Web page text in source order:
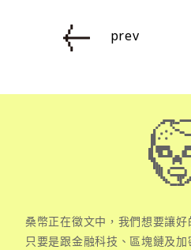
prev
桑幣正在徵文中，我們想要讓好
只要是跟金融科技、區塊鏈及